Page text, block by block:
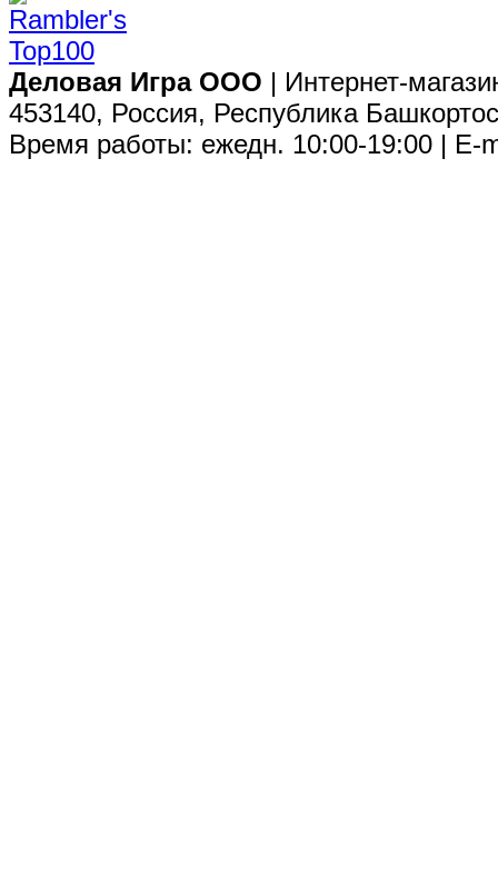
Деловая Игра ООО | Интернет-
453140, Россия, Республика
Время работы: ежедн. 10:00-19:00 | E-